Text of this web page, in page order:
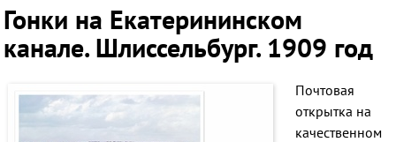
Гонки на Екатерининском
канале. Шлиссельбург. 1909 год
Почтовая
открытка на
качественном